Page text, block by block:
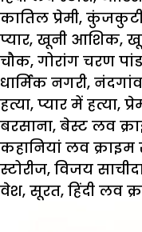
कातिल प्रेमी,
प्यार, खूनी आशिक,
चौक, गोरांग चरण
धार्मिक नगरी, नंदगांव
हत्या, प्यार में हत्या,
बरसाना, बेस्ट लव
कहानियां लव क्राइम
स्टोरीज, विजय
वेश, सूरत, हिंदी लव